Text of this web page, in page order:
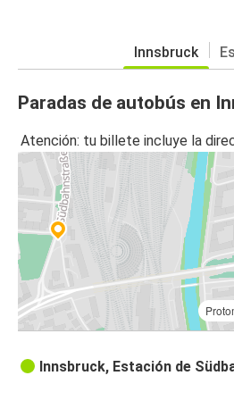
Innsbruck
Paradas de autobús en
Atención: tu billete incluye la
Innsbruck, Estación de